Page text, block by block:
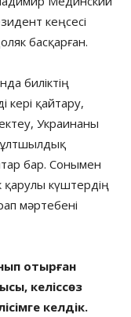
кеңсесі
басқарған.
биліктің
қайтару,
Украинаны
бар. Сонымен
күштердің
мәртебені
отырған
келіссөз
келдік.